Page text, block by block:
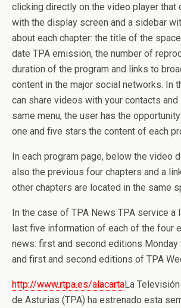
clicking directly on the video player that
with the display screen and a sidebar
about each chapter: the title of the
date TPA emission, the number of
duration of the program and links to
content in the major social networks. In
can share videos with your contacts
same menu, the user has the
one and five stars the content of each
In each program page, below the video
also the previous four chapters and a
other chapters are located in the same
In the case of TPA News TPA service a
last five information of each of the four
news: first and second editions Monday
and first and second editions of TPA
http://www.rtpa.es/alacartaLa
de Asturias (TPA) ha estrenado esta